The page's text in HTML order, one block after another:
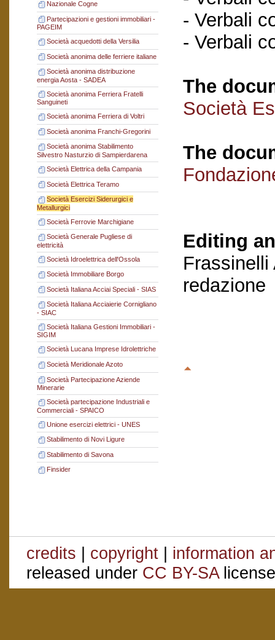
Nazionale Cogne
Partecipazioni e gestioni immobiliari -
PAGEIM
Società acquedotti della Versilia
Società anonima delle ferriere italiane
Società anonima distribuzione
energia Aosta - SADEA
Società anonima Ferriera Fratelli
Sanguineti
Società anonima Ferriera di Voltri
Società anonima Franchi-Gregorini
Società anonima Stabilimento
Silvestro Nasturzio di Sampierdarena
Società Elettrica della Campania
Società Elettrica Teramo
Società Esercizi Siderurgici e
Metallurgici
Società Ferrovie Marchigiane
Società Generale Pugliese di
elettricità
Società Idroelettrica dell'Ossola
Società Immobiliare Borgo
Società Italiana Acciai Speciali - SIAS
Società Italiana Acciaierie Cornigliano
- SIAC
Società Italiana Gestioni Immobiliari -
SIGIM
Società Lucana Imprese Idrolettriche
Società Meridionale Azoto
Società Partecipazione Aziende
Minerarie
Società partecipazione Industriali e
Commerciali - SPAICO
Unione esercizi elettrici - UNES
Stabilimento di Novi Ligure
Stabilimento di Savona
Finsider
- Verbali
- Verbali
The
Società
The
Editing
Frassinelli
redazione
credits | copyright | information
released under CC BY-SA